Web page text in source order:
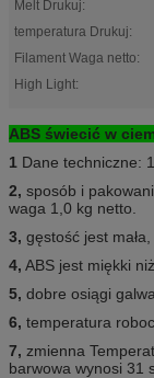
Melt Drukuj:
temperatura Drukuj:
Filament Waga netto:
High Light:
ABS świecić w
1 Dane techniczne:
2, sposób i
waga 1,0 kg netto.
3, gęstość jest
4, ABS jest miękki
5, dobre osiągi
6, temperatura
7, zmienna
barwowa wynosi 31